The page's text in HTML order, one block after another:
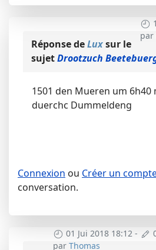
par
Réponse deLuxsur le
sujetDrootzuch
1501 den Mueren um 6h40
duerchc Dummeldeng
Connexion ou Créer un
conversation.
01 Jui 2018 18:12 -
par Thomas